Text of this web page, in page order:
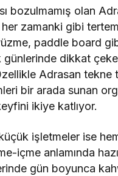
bozulmamış olan
zamanki gibi
paddle board
günlerinde dikkat
Adrasan tekne
bir arada sunan
ikiye katlıyor.
işletmeler ise
içme anlamında
gün boyunca